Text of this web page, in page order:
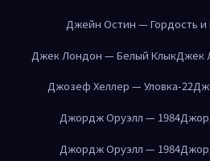
Джейн Остин — Гордость
Джек Лондон — Белый КлыкДжек
Джозеф Хеллер — Уловка-22
Джордж Оруэлл — 1984
Джордж Оруэлл — 1984